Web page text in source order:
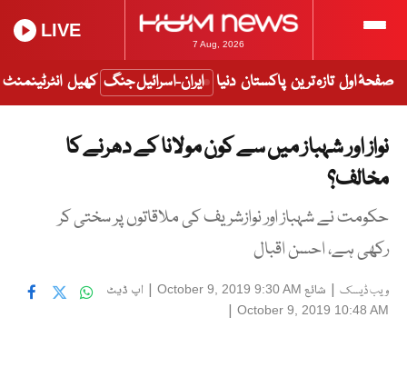
7 Aug, 2026
LIVE
صفحۂ اول تازہ ترین پاکستان دنیا ایران-اسرائیل جنگ کھیل انٹرٹینمنٹ
نواز اور شہباز میں سے کون مولانا کے دھرنے کا
مخالف؟
حکومت نے شہباز اور نوازشریف کی ملاقاتوں پر سختی کر
رکھی ہے، احسن اقبال
ویب ڈیسک | شائع October 9, 2019 9:30 AM
| اپ ڈیٹ
October 9, 2019 10:48 AM
|